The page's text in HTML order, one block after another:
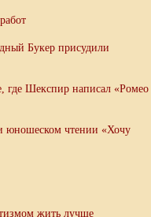
Букер присудили
где Шекспир написал «Ромео
юношеском чтении «Хочу
жить лучше